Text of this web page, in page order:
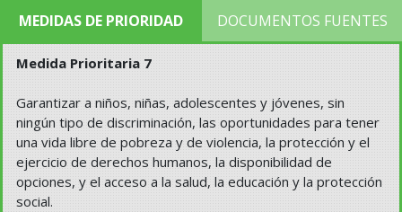
MEDIDAS DE PRIORIDAD DOCUMENTOS FUENTES
Medida Prioritaria 7
Garantizar a niños, niñas, adolescentes y jóvenes, sin
ningún tipo de discriminación, las oportunidades para tener
una vida libre de pobreza y de violencia, la protección y el
ejercicio de derechos humanos, la disponibilidad de
opciones, y el acceso a la salud, la educación y la protección
social.